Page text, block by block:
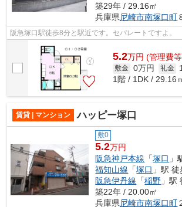
築29年 / 29.16㎡
兵庫県尼崎市南塚口町
阪急塚口駅徒歩8分と駅近です。セパレートですよ。
5.2万円 (管理費
敷金 0万円 礼金
1階 / 1DK / 29.16
賃貸 | マンション ハッピー塚口
敷0
5.2万円
阪急神戸本線 「塚口 」
福知山線 「塚口 」駅
阪急伊丹線 「稲野 」駅
築22年 / 20.00㎡
兵庫県尼崎市南塚口町